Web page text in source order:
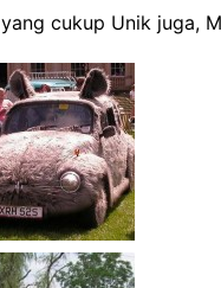
yang cukup Unik juga,